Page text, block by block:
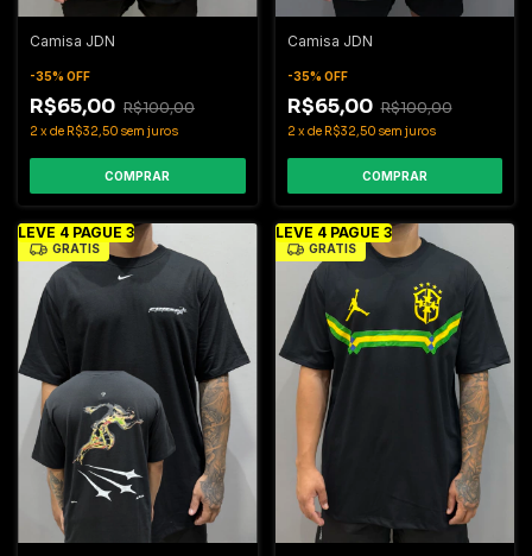
Camisa JDN
-35% OFF
R$65,00 R$100,00
2 xde R$32,50 sem juros
COMPRAR
Camisa JDN
-35% OFF
R$65,00 R$100,00
2 xde R$32,50 sem juros
COMPRAR
LEVE 4 PAGUE 3
GRÁTIS
LEVE 4 PAGUE 3
GRÁTIS